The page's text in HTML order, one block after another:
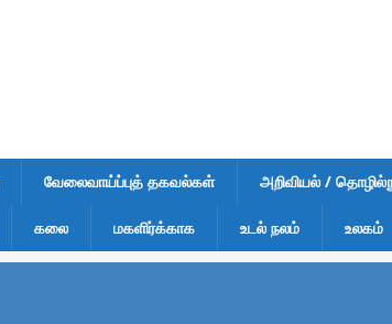
வேலைவாய்ப்புத் தகவல்கள் அறிவியல் /
கலை மகளிர்க்காக உடல் நலம் உலகம்